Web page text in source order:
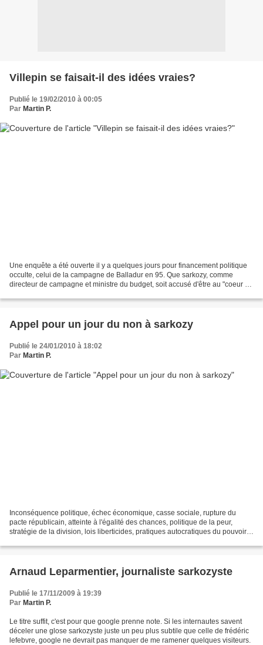
Villepin se faisait-il des idées vraies?
Publié le 19/02/2010 à 00:05
Par Martin P.
Une enquête a été ouverte il y a quelques jours pour financement politique
occulte, celui de la campagne de Balladur en 95. Que sarkozy, comme
directeur de campagne et ministre du budget, soit accusé d'être au "coeur de
Appel pour un jour du non à sarkozy
Publié le 24/01/2010 à 18:02
Par Martin P.
Inconséquence politique, échec économique, casse sociale, rupture du
pacte républicain, atteinte à l'égalité des chances, politique de la peur,
stratégie de la division, lois liberticides, pratiques autocratiques du pouvoir,
Arnaud Leparmentier, journaliste sarkozyste
Publié le 17/11/2009 à 19:39
Par Martin P.
Le titre suffit, c'est pour que google prenne note. Si les internautes savent
déceler une glose sarkozyste juste un peu plus subtile que celle de frédéric
lefebvre, google ne devrait pas manquer de me ramener quelques visiteurs.